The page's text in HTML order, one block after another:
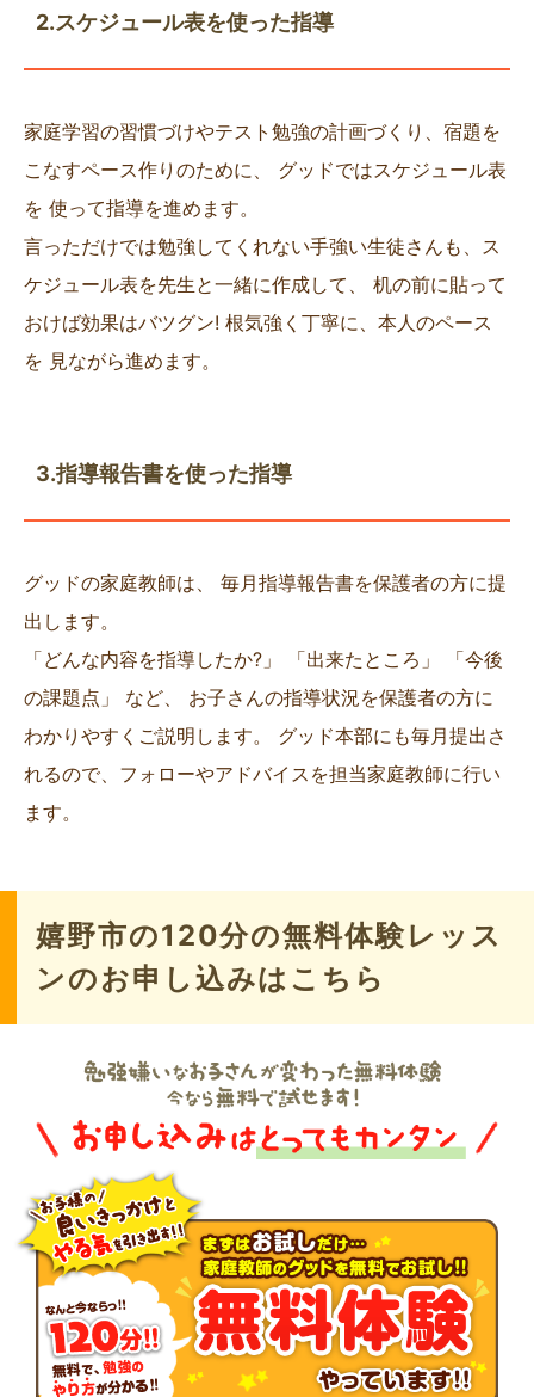
2.スケジュール表を使った指導
家庭学習の習慣づけやテスト勉強の計画づくり、宿題を
こなすペース作りのために、 グッドではスケジュール表
を 使って指導を進めます。
言っただけでは勉強してくれない手強い生徒さんも、ス
ケジュール表を先生と一緒に作成して、 机の前に貼って
おけば効果はバツグン! 根気強く丁寧に、本人のペース
を 見ながら進めます。
3.指導報告書を使った指導
グッドの家庭教師は、 毎月指導報告書を保護者の方に提
出します。
「どんな内容を指導したか?」 「出来たところ」 「今後
の課題点」 など、 お子さんの指導状況を保護者の方に
わかりやすくご説明します。 グッド本部にも毎月提出さ
れるので、フォローやアドバイスを担当家庭教師に行い
ます。
嬉野市の120分の無料体験レッス
ンのお申し込みはこちら